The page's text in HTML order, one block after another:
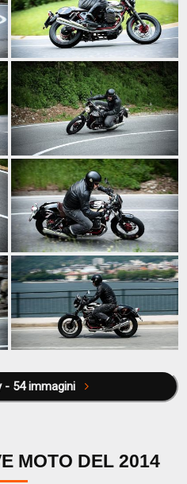
Tutta la gallery - 54 immagini
MOTO DEL 2014